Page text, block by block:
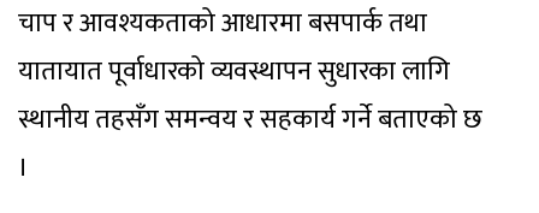
चाप र आवश्यकताको आधारमा बसपार्क तथा
यातायात पूर्वाधारको व्यवस्थापन सुधारका लागि
स्थानीय तहसँग समन्वय र सहकार्य गर्ने बताएको छ
।